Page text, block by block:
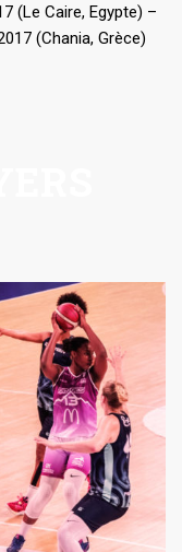
(Le Caire, Egypte) –
(Chania, Grèce)